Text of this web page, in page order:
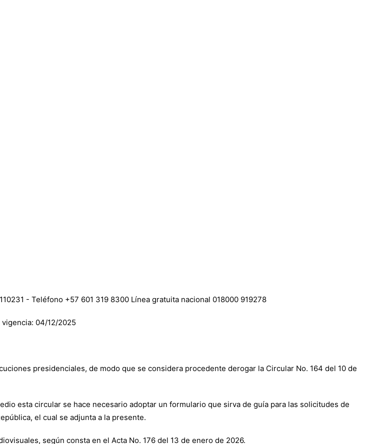
- Teléfono +57 601 319 8300 Línea gratuita nacional 018000 919278
04/12/2025
presidenciales, de modo que se considera procedente derogar la Circular No. 164 del 10 de
esta circular se hace necesario adoptar un formulario que sirva de guía para las solicitudes de
el cual se adjunta a la presente.
según consta en el Acta No. 176 del 13 de enero de 2026.